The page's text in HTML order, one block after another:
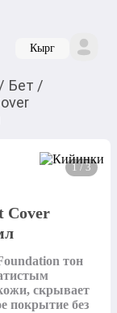
Кырг
/ Бет /
1 / 3
Cover
тон
скрывает
покрытие без